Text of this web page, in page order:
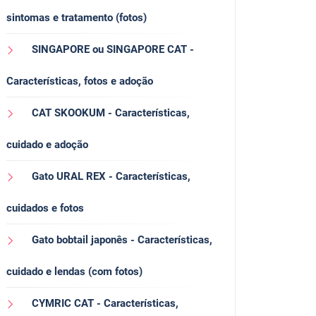
sintomas e tratamento (fotos)
SINGAPORE ou SINGAPORE CAT -
Características, fotos e adoção
CAT SKOOKUM - Características,
cuidado e adoção
Gato URAL REX - Características,
cuidados e fotos
Gato bobtail japonês - Características,
cuidado e lendas (com fotos)
CYMRIC CAT - Características,